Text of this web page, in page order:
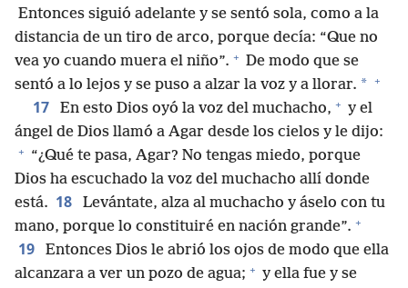
Entonces siguió adelante y se sentó sola, como a la
distancia de un tiro de arco, porque decía: “Que no
vea yo cuando muera el niño”. + De modo que se
sentó a lo lejos y se puso a alzar la voz y a llorar. * +
17 En esto Dios oyó la voz del muchacho, + y el
ángel de Dios llamó a Agar desde los cielos y le dijo:
+ “¿Qué te pasa, Agar? No tengas miedo, porque
Dios ha escuchado la voz del muchacho allí donde
está. 18
Levántate, alza al muchacho y áselo con tu
mano, porque lo constituiré en nación grande”. +
19
Entonces Dios le abrió los ojos de modo que ella
alcanzara a ver un pozo de agua; + y ella fue y se